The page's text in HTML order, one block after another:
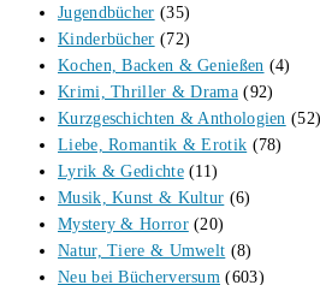
Jugendbücher (35)
Kinderbücher (72)
Kochen, Backen & Genießen (4)
Krimi, Thriller & Drama (92)
Kurzgeschichten & Anthologien (52)
Liebe, Romantik & Erotik (78)
Lyrik & Gedichte (11)
Musik, Kunst & Kultur (6)
Mystery & Horror (20)
Natur, Tiere & Umwelt (8)
Neu bei Bücherversum (603)